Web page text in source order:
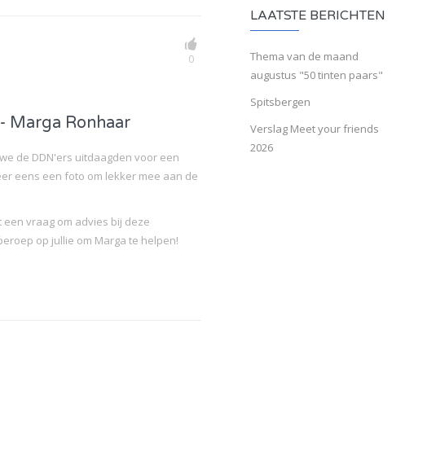
0
Marga Ronhaar
de DDN'ers uitdaagden voor een
eens een foto om lekker mee aan de
vraag om advies bij deze
op jullie om Marga te helpen!
LAATSTE BERICHTEN
Thema van de maand
augustus "50 tinten paars"
Spitsbergen
Verslag Meet your friends
2026